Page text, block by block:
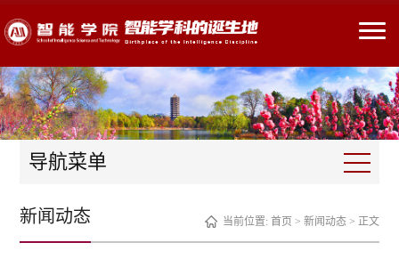
导航菜单
当前位置: 首页 > 新闻动态> 正文
新闻动态